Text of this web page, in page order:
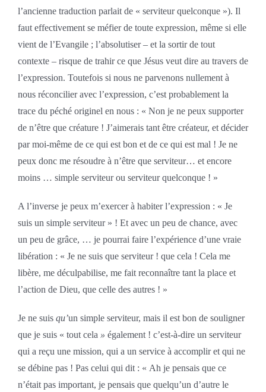
l’ancienne traduction parlait de « serviteur quelconque »). Il
faut effectivement se méfier de toute expression, même si elle
vient de l’Evangile ; l’absolutiser – et la sortir de tout
contexte – risque de trahir ce que Jésus veut dire au travers de
l’expression. Toutefois si nous ne parvenons nullement à
nous réconcilier avec l’expression, c’est probablement la
trace du péché originel en nous : « Non je ne peux supporter
de n’être que créature ! J’aimerais tant être créateur, et décider
par moi-même de ce qui est bon et de ce qui est mal ! Je ne
peux donc me résoudre à n’être que serviteur… et encore
moins … simple serviteur ou serviteur quelconque ! »
A l’inverse je peux m’exercer à habiter l’expression : « Je
suis un simple serviteur » ! Et avec un peu de chance, avec
un peu de grâce, … je pourrai faire l’expérience d’une vraie
libération : « Je ne suis que serviteur ! que cela ! Cela me
libère, me déculpabilise, me fait reconnaître tant la place et
l’action de Dieu, que celle des autres ! »
Je ne suis qu’un simple serviteur, mais il est bon de souligner
que je suis « tout cela » également ! c’est-à-dire un serviteur
qui a reçu une mission, qui a un service à accomplir et qui ne
se débine pas ! Pas celui qui dit : « Ah je pensais que ce
n’était pas important, je pensais que quelqu’un d’autre le